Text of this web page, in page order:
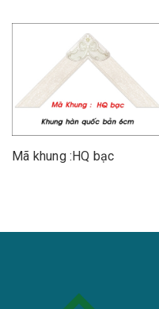
Mã khung :HQ bạc